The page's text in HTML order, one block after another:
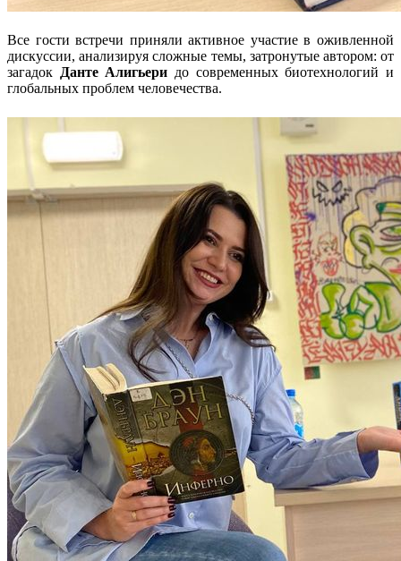
Все гости встречи приняли активное участие в оживленной
дискуссии, анализируя сложные темы, затронутые автором: от
загадок Данте Алигьери до современных биотехнологий и
глобальных проблем человечества.